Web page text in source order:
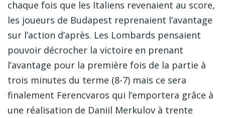
chaque fois que les Italiens revenaient au score,
les joueurs de Budapest reprenaient l’avantage
sur l’action d’après. Les Lombards pensaient
pouvoir décrocher la victoire en prenant
l’avantage pour la première fois de la partie à
trois minutes du terme (8-7) mais ce sera
finalement Ferencvaros qui l’emportera grâce à
une réalisation de Daniil Merkulov à trente